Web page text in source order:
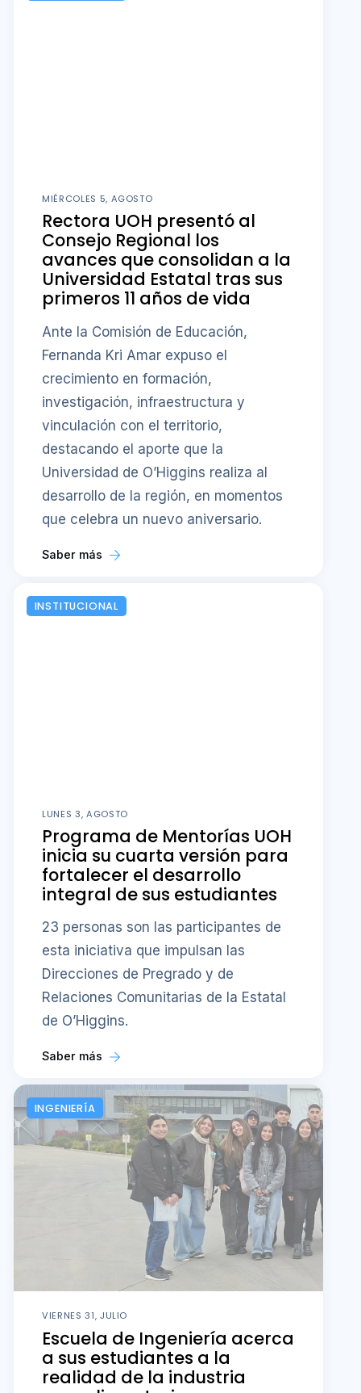
MIÉRCOLES 5, AGOSTO
Rectora UOH presentó al
Consejo Regional los
avances que consolidan a la
Universidad Estatal tras sus
primeros 11 años de vida
Ante la Comisión de Educación,
Fernanda Kri Amar expuso el
crecimiento en formación,
investigación, infraestructura y
vinculación con el territorio,
destacando el aporte que la
Universidad de O’Higgins realiza al
desarrollo de la región, en momentos
que celebra un nuevo aniversario.
Saber más
INSTITUCIONAL
LUNES 3, AGOSTO
Programa de Mentorías UOH
inicia su cuarta versión para
fortalecer el desarrollo
integral de sus estudiantes
23 personas son las participantes de
esta iniciativa que impulsan las
Direcciones de Pregrado y de
Relaciones Comunitarias de la Estatal
de O’Higgins.
Saber más
INGENIERÍA
VIERNES 31, JULIO
Escuela de Ingeniería acerca
a sus estudiantes a la
realidad de la industria